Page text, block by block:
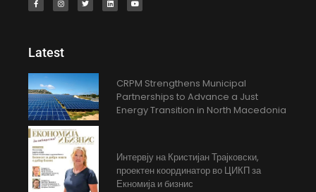
Latest
CRPM Strengthens Municipal
Partnerships to Advance a Just
Energy Transition in North Macedonia
Интервју на Кристијан Трајковски,
проектен координатор во ЦИКП за
Екномија и бизнис